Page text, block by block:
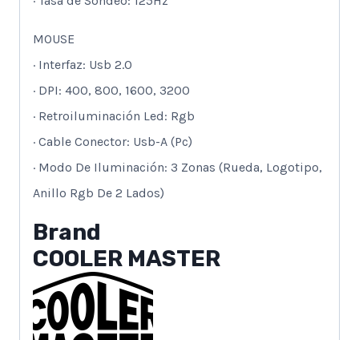
MOUSE
· Interfaz: Usb 2.0
· DPI: 400, 800, 1600, 3200
· Retroiluminación Led: Rgb
· Cable Conector: Usb-A (Pc)
· Modo De Iluminación: 3 Zonas (Rueda, Logotipo,
Anillo Rgb De 2 Lados)
Brand
COOLER MASTER